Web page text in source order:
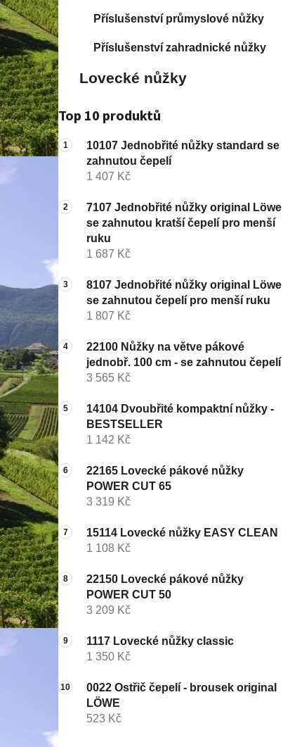
p
a
n
e
l
Příslušenství průmyslové nůžky
Příslušenství zahradnické nůžky
Lovecké nůžky
Top 10 produktů
10107 Jednobřité nůžky standard se
zahnutou čepelí
1 407 Kč
7107 Jednobřité nůžky original Löwe
se zahnutou kratší čepelí pro menší
ruku
1 687 Kč
8107 Jednobřité nůžky original Löwe
se zahnutou čepelí pro menší ruku
1 807 Kč
22100 Nůžky na větve pákové
jednobř. 100 cm - se zahnutou čepelí
3 565 Kč
14104 Dvoubřité kompaktní nůžky -
BESTSELLER
1 142 Kč
22165 Lovecké pákové nůžky
POWER CUT 65
3 319 Kč
15114 Lovecké nůžky EASY CLEAN
1 108 Kč
22150 Lovecké pákové nůžky
POWER CUT 50
3 209 Kč
1117 Lovecké nůžky classic
1 350 Kč
0022 Ostřič čepelí - brousek original
LÖWE
523 Kč